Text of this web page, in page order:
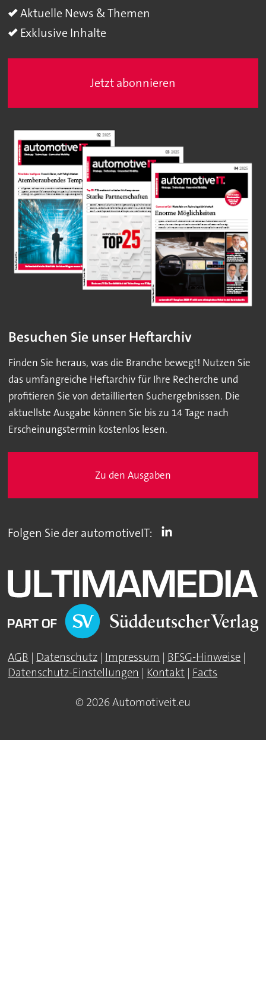
Aktuelle News & Themen
Exklusive Inhalte
Jetzt abonnieren
Besuchen Sie unser Heftarchiv
Finden Sie heraus, was die Branche bewegt! Nutzen Sie
das umfangreiche Heftarchiv für Ihre Recherche und
profitieren Sie von detaillierten Suchergebnissen. Die
aktuellste Ausgabe können Sie bis zu 14 Tage nach
Erscheinungstermin kostenlos lesen.
Zu den Ausgaben
Folgen Sie der automotiveIT:
AGB Datenschutz Impressum BFSG-Hinweise
Datenschutz-Einstellungen
Kontakt Facts
© 2026 Automotiveit.eu